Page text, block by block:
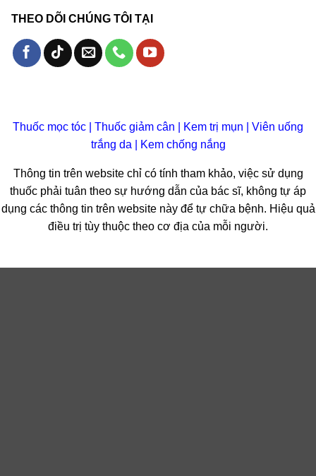
THEO DÕI CHÚNG TÔI TẠI
Thuốc mọc tóc Thuốc giảm cân Kem trị mụn
Viên uống
trắng da
Kem chống nắng
Thông tin trên website chỉ có tính tham khảo, việc sử dụng
thuốc phải tuân theo sự hướng dẫn của bác sĩ, không tự áp
dụng các thông tin trên website này để tự chữa bệnh. Hiệu quả
điều trị tùy thuộc theo cơ địa của mỗi người.